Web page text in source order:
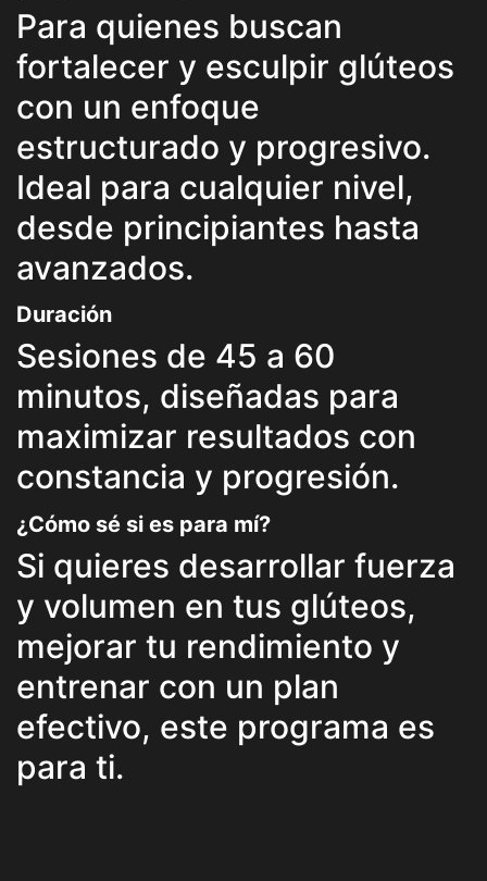
Para quienes buscan
fortalecer y esculpir glúteos
con un enfoque
estructurado y progresivo.
Ideal para cualquier nivel,
desde principiantes hasta
avanzados.
Duración
Sesiones de 45 a 60
minutos, diseñadas para
maximizar resultados con
constancia y progresión.
¿Cómo sé si es para mí?
Si quieres desarrollar fuerza
y volumen en tus glúteos,
mejorar tu rendimiento y
entrenar con un plan
efectivo, este programa es
para ti.